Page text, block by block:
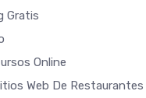
Gratis
Online
Web De Restaurantes